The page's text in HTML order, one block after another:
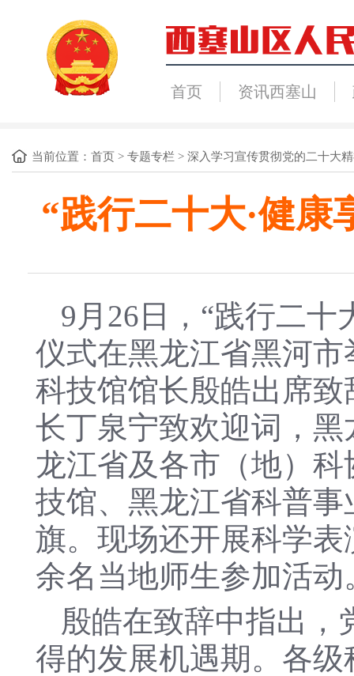
首页 资讯西塞山
当前位置： 首页 > 专题专栏 > 深入学习宣传贯彻党的二十大
“践行二十大·健
9月26日，“践行二十
仪式在黑龙江省黑河
科技馆馆长殷皓出席
长丁泉宁致欢迎词，
龙江省及各市（地）
技馆、黑龙江省科普
旗。现场还开展科学
余名当地师生参加活动
殷皓在致辞中指出，
得的发展机遇期。各